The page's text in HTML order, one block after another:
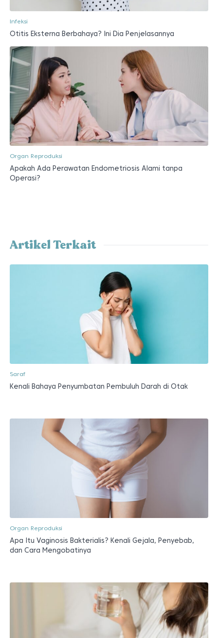
Infeksi
Otitis Eksterna Berbahaya? Ini Dia Penjelasannya
Organ Reproduksi
Apakah Ada Perawatan Endometriosis Alami tanpa
Operasi?
Artikel Terkait
Saraf
Kenali Bahaya Penyumbatan Pembuluh Darah di Otak
Organ Reproduksi
Apa Itu Vaginosis Bakterialis? Kenali Gejala, Penyebab,
dan Cara Mengobatinya